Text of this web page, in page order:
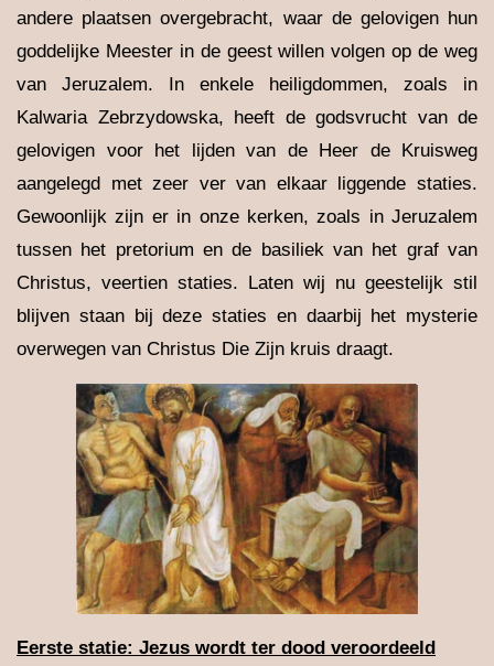
andere plaatsen overgebracht, waar de gelovigen hun
goddelijke Meester in de geest willen volgen op de weg
van Jeruzalem. In enkele heiligdommen, zoals in
Kalwaria Zebrzydowska, heeft de godsvrucht van de
gelovigen voor het lijden van de Heer de Kruisweg
aangelegd met zeer ver van elkaar liggende staties.
Gewoonlijk zijn er in onze kerken, zoals in Jeruzalem
tussen het pretorium en de basiliek van het graf van
Christus, veertien staties. Laten wij nu geestelijk stil
blijven staan bij deze staties en daarbij het mysterie
overwegen van Christus Die Zijn kruis draagt.
Eerste statie: Jezus wordt ter dood veroordeeld